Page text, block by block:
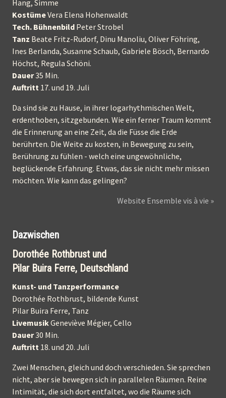
Hang, Simme
KostümeVera Elena Hohenwaldt
Tech. Bühnenbild Peter Strobel
Tanz Beate Fritz-Rudorf, Dinu Manoliu, Oliver Föhring,
Ines Berlanda, Susanne Schaub, Gabriele Bösch, Bernardo
Höchst, Regula Schöni.
Dauer35 Min.
Auftritt 17. und 19. Juli
Da sind sie zu Hause, in ihrer logarhythmischen Welt,
erdenthoben, sitzgebunden. Wie ein ferner Traum kommt
die Erinnerung an eine Zeit, da die Füsse die Erde
berührten. Die Weite zu kosten, in Bewegung zu sein,
Berührung zu fühlen - welch eine ungewöhnliche,
beglückende Erfahrung. Etwas, das sie nicht mehr missen
möchten. Wie kann das gelingen?
Website Ensemble vis à vie »
Dazwischen
Dorothée Rothbrust und
Pilar Buira Ferre, Deutschland
Kunst- und Tanzperformance
Dorothée Rothbrust, bildende Kunst
Pilar Buira Ferre, Tanz
LivemusikGeneviève Mégier, Cello
Dauer30 Min.
Auftritt 18. und 20. Juli
Zwei Menschen, gleich und doch verschieden. Sie sprechen
nicht, aber sie bewegen sich in parallelen Räumen. Reine
Intimität, die sich dort entfaltet, wo die Räume sich